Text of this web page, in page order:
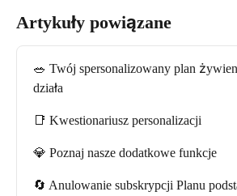
Artykuły powiązane
🥗 Twój spersonalizowany plan
działa
📑 Kwestionariusz personalizacji
💎 Poznaj nasze dodatkowe funkcje
🔄 Anulowanie subskrypcji Planu